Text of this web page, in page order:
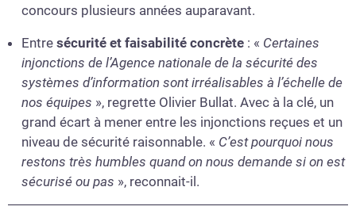
concours plusieurs années auparavant.
Entre sécurité et faisabilité concrète: « Certaines
injonctions de l’Agence nationale de la sécurité des
systèmes d’information sont irréalisables à l’échelle de
nos équipes », regrette Olivier Bullat. Avec à la clé, un
grand écart à mener entre les injonctions reçues et un
niveau de sécurité raisonnable. « C’est pourquoi nous
restons très humbles quand on nous demande si on est
sécurisé ou pas », reconnait-il.